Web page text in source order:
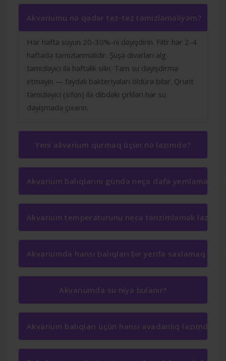
Akvariumu nə qədər tez-tez təmizləməliyəm?
Hər həftə suyun 20-30%-ni dəyişdirin. Filtr hər 2-4
həftədə təmizlənməlidir. Şüşə divarları alg
təmizləyici ilə həftəlik silin. Tam su dəyişdirmə
etməyin — faydalı bakteriyaları öldürə bilər. Qrunt
təmizləyici (sifon) ilə dibdəki çirkləri hər su
dəyişmədə çıxarın.
Yeni akvarium qurmaq üçün nə lazımdır?
Akvarium balıqlarını gündə neçə dəfə yemləmək
Akvarium temperaturunu necə tənzimləmək
Akvariumda hansı balıqları bir yerdə saxlamaq olar?
Akvariumda su niyə bulanır?
Akvarium balıqları üçün hansı avadanlıq lazımdır?